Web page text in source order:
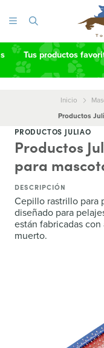
Tus productos
Inicio
Productos
PRODUCTOS JULIAO
Productos
para
DESCRIPCIÓN
Cepillo rastrillo para
diseñado para
están fabricadas
muerto.